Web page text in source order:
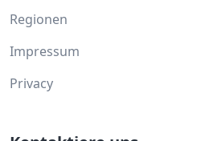
Regionen
Impressum
Privacy